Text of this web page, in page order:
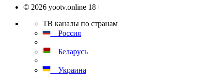
© 2026 yootv.online 18+
ТВ каналы по странам
Россия
Беларусь
Украина